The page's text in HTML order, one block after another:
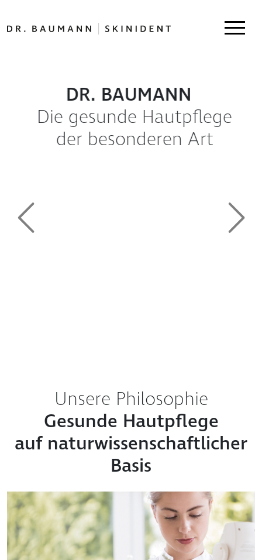
DR. BAUMANN
Die gesunde Hautpflege
der besonderen Art
Previous Next
Gesunde Hautpflege
auf naturwissenschaftlicher
Basis